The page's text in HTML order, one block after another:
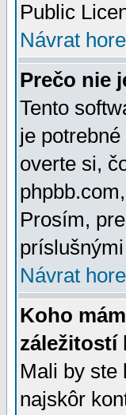
Public
Návrat hore
Prečo nie
Tento
je
overte si,
Prosím,
Návrat hore
Koho
záležitostí
Mali by ste
najskôr